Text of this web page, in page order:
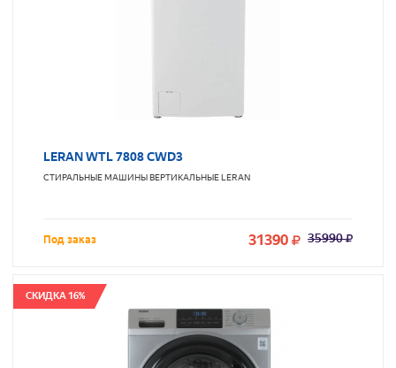
LERAN WTL 7808 CWD3
СТИРАЛЬНЫЕ МАШИНЫ ВЕРТИКАЛЬНЫЕLERAN
Под заказ 31390 35990
СКИДКА 16%